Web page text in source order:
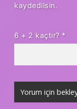
kaydedilsin.
6 + 2 kaçtır? *